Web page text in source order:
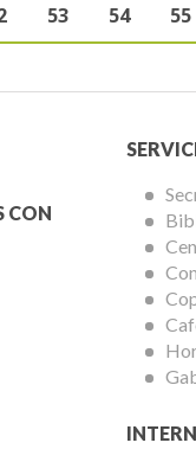
Page
53 Page
54 55
CON